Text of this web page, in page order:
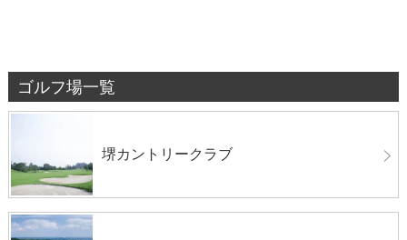
ゴルフ場一覧
堺カントリークラブ